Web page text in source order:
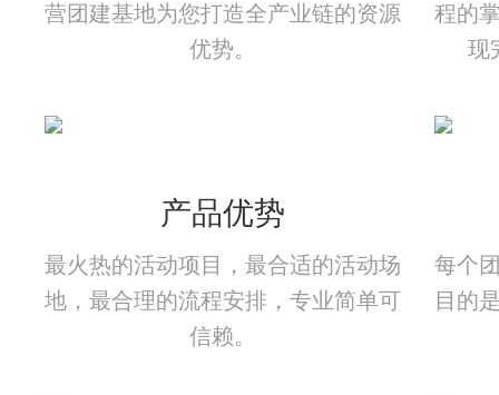
营团建基地为您打造全产业链的资源
优势。
程的
现
产品优势
最火热的活动项目，最合适的活动场
地，最合理的流程安排，专业简单可
信赖。
每个
目的